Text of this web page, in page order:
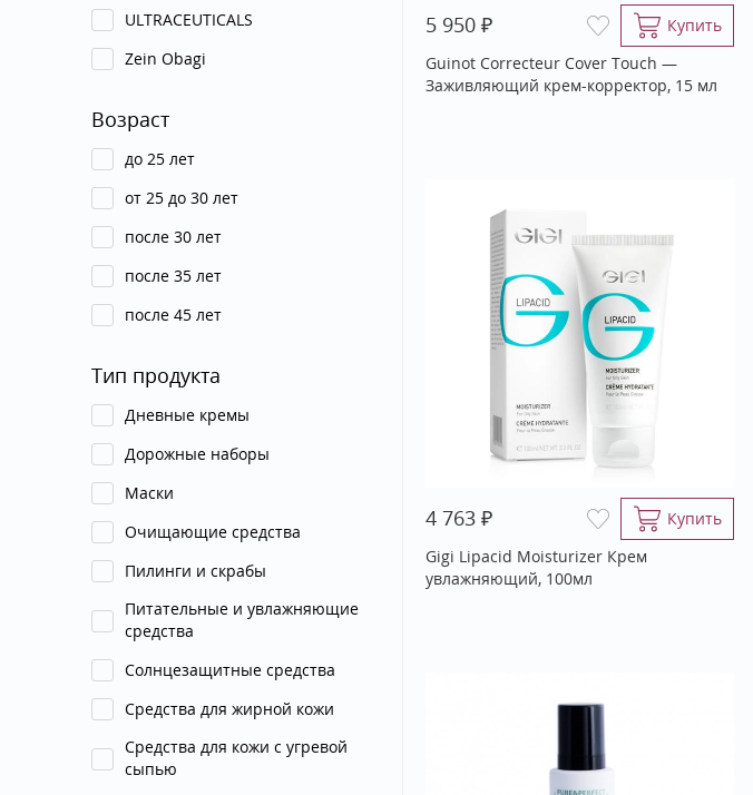
ULTRACEUTICALS
Zein Obagi
Возраст
до 25 лет
от 25 до 30 лет
после 30 лет
после 35 лет
после 45 лет
Тип продукта
Дневные кремы
Дорожные наборы
Маски
Очищающие средства
Пилинги и скрабы
Питательные и увлажняющие
средства
Солнцезащитные средства
Средства для жирной кожи
Средства для кожи с угревой
сыпью
5 950 ₽
Купить
Guinot Correcteur Cover Touch —
Заживляющий крем-корректор, 15 мл
4 763 ₽
Купить
Gigi Lipacid Moisturizer Крем
увлажняющий, 100мл